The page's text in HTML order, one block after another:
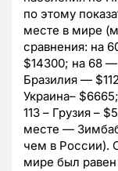
по этому
месте в мире
сравнения: на
$14300; на 68
Бразилия —
Украина–
113 – Грузия –
месте —
чем в России).
мире был равен